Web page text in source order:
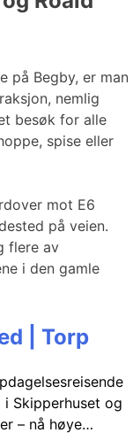
på Begby, er man
nemlig
besøk for alle
spise eller
mot E6
på veien.
flere av
i den gamle
| Torp
i Skipperhuset og
– nå høye…